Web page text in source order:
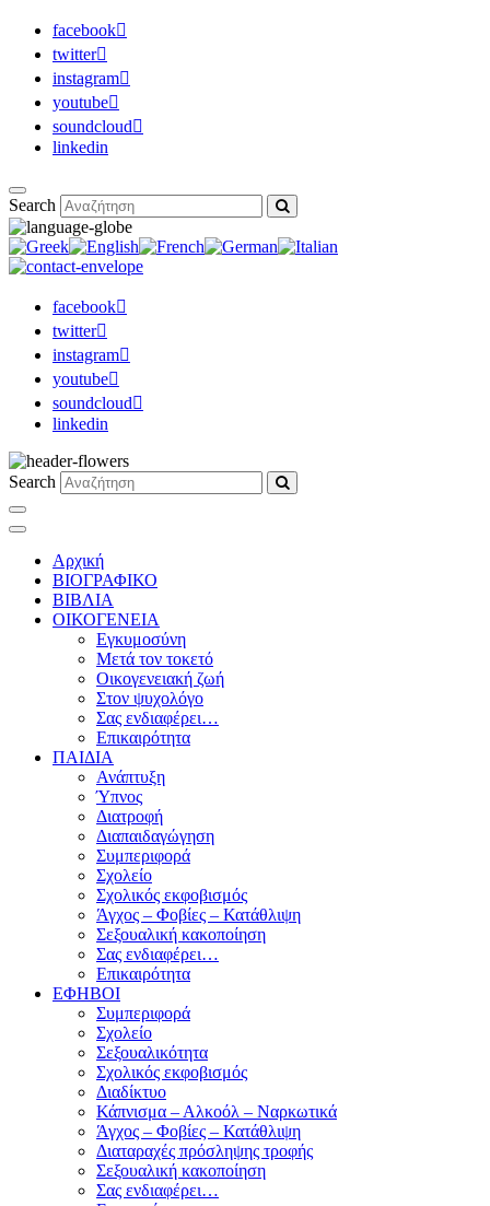
facebook
twitter
instagram
youtube
soundcloud
linkedin
Search
facebook
twitter
instagram
youtube
soundcloud
linkedin
Search
Αρχική
ΒΙΟΓΡΑΦΙΚΟ
ΒΙΒΛΙΑ
ΟΙΚΟΓΕΝΕΙΑ
Εγκυμοσύνη
Μετά τον τοκετό
Οικογενειακή ζωή
Στον ψυχολόγο
Σας ενδιαφέρει…
Επικαιρότητα
ΠΑΙΔΙΑ
Ανάπτυξη
Ύπνος
Διατροφή
Διαπαιδαγώγηση
Συμπεριφορά
Σχολείο
Σχολικός εκφοβισμός
Άγχος – Φοβίες – Κατάθλιψη
Σεξουαλική κακοποίηση
Σας ενδιαφέρει…
Επικαιρότητα
ΕΦΗΒΟΙ
Συμπεριφορά
Σχολείο
Σεξουαλικότητα
Σχολικός εκφοβισμός
Διαδίκτυο
Κάπνισμα – Αλκοόλ – Ναρκωτικά
Άγχος – Φοβίες – Κατάθλιψη
Διαταραχές πρόσληψης τροφής
Σεξουαλική κακοποίηση
Σας ενδιαφέρει…